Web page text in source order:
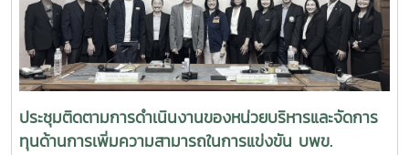
เห็ดขี้ควายในประเทศไทย เพื่อใช้ประโยชน์ทางการแพทย์ภายใต้
ระบบควบคุมของรัฐ ตามมาตรการควบคุมแห่งพระราชกฤษฎีกา
กำหนดพื้นที่ทดลองเพาะปลูกและสกัดสารสำคัญจากพืชฝิ่นและ
พืชเห็ดขี้ควายเพื่อประโยชน์ในการศึกษาวิจัย พ.ศ. 2568 ณ ห้อง
ประชุม 2 ชั้น 2 อาคารจุฬาภรณ์ คณะวิทยาศาสตร์ มหาวิทยาลัย
แม่โจ้
ประชุมติดตามการดำเนินงานของหน่วยบริหารและจัดการ
ทุนด้านการเพิ่มความสามารถในการแข่งขัน บพข.